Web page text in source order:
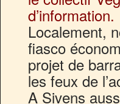
d’information.
Localement,
fiasco
projet de
les feux de
A Sivens